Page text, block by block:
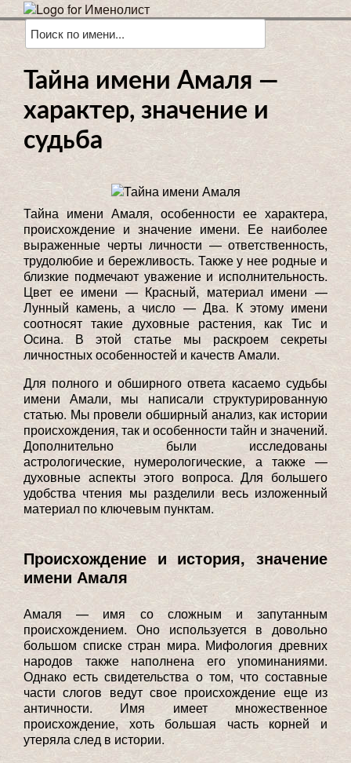
Тайна имени Амаля —
характер, значение и
судьба
Тайна имени Амаля, особенности ее характера,
происхождение и значение имени. Ее наиболее
выраженные черты личности — ответственность,
трудолюбие и бережливость. Также у нее родные и
близкие подмечают уважение и исполнительность.
Цвет ее имени — Красный, материал имени —
Лунный камень, а число — Два. К этому имени
соотносят такие духовные растения, как Тис и
Осина. В этой статье мы раскроем секреты
личностных особенностей и качеств Амали.
Для полного и обширного ответа касаемо судьбы
имени Амали, мы написали структурированную
статью. Мы провели обширный анализ, как истории
происхождения, так и особенности тайн и значений.
Дополнительно были исследованы
астрологические, нумерологические, а также —
духовные аспекты этого вопроса. Для большего
удобства чтения мы разделили весь изложенный
материал по ключевым пунктам.
Происхождение и история, значение
имени Амаля
Амаля — имя со сложным и запутанным
происхождением. Оно используется в довольно
большом списке стран мира. Мифология древних
народов также наполнена его упоминаниями.
Однако есть свидетельства о том, что составные
части слогов ведут свое происхождение еще из
античности. Имя имеет множественное
происхождение, хоть большая часть корней и
утеряла след в истории.